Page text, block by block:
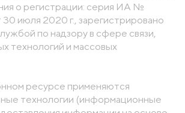
о регистрации: серия ИА №
июля 2020 г., зарегистрировано
по надзору в сфере связи,
технологий и массовых
ресурсе применяются
технологии (информационные